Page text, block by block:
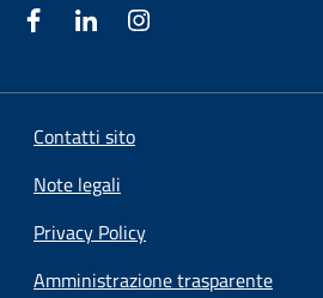
Contatti sito
Note legali
Privacy Policy
Amministrazione trasparente